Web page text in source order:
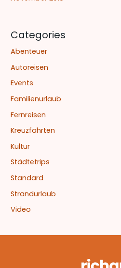
Categories
Abenteuer
Autoreisen
Events
Familienurlaub
Fernreisen
Kreuzfahrten
Kultur
Städtetrips
Standard
Strandurlaub
Video